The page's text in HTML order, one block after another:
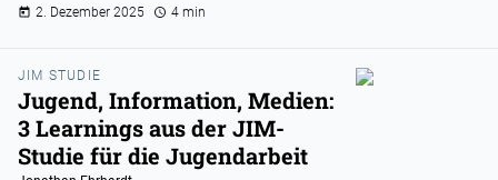
2. Dezember 2025
4 min
JIM STUDIE
Jugend, Information, Medien:
3 Learnings aus der JIM-
Studie für die Jugendarbeit